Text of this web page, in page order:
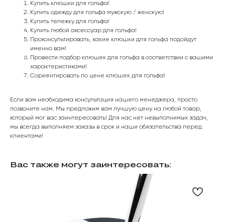
Купить клюшки для гольфа!
Купить одежду для гольфа мужскую / женскую!
Купить тележку для гольфа!
Купить любой аксессуар для гольфа!
Проконсультировать, какие клюшки для гольфа подойдут
именно вам!
Провести подбор клюшек для гольфа в соответствии с вашими
характеристиками!
Сориентировать по цене клюшек для гольфа!
Если вам необходима консультация нашего менеджера, просто
позвоните нам. Мы предложим вам лучшую цену на любой товар,
который мог вас заинтересовать! Для нас нет невыполнимых задач,
мы всегда выполняем заказы в срок и наши обязательства перед
клиентами!
Вас также могут заинтересовать: